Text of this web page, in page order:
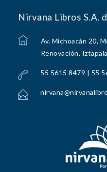
Nirvana Libros S.A.
Av. Michoacán 20,
Renovación,
55 5615 8479 | 55